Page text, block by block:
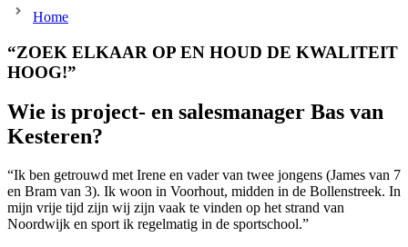
Home
“ZOEK ELKAAR OP EN HOUD DE KWALITEIT
HOOG!”
Wie is project- en salesmanager Bas van
Kesteren?
“Ik ben getrouwd met Irene en vader van twee jongens (James van 7
en Bram van 3). Ik woon in Voorhout, midden in de Bollenstreek. In
mijn vrije tijd zijn wij zijn vaak te vinden op het strand van
Noordwijk en sport ik regelmatig in de sportschool.”